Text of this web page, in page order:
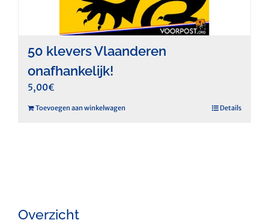
50 klevers Vlaanderen
onafhankelijk!
5,00€
Toevoegen aan winkelwagen Details
Overzicht